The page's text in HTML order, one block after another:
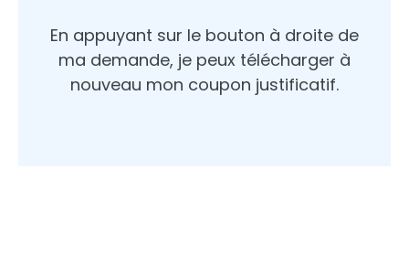
En appuyant sur le bouton à droite de
ma demande, je peux télécharger à
nouveau mon coupon justificatif.